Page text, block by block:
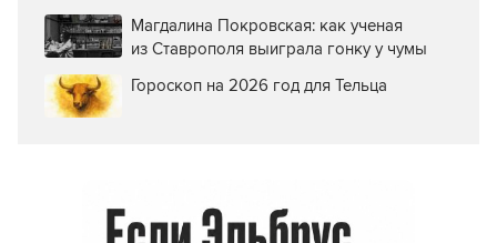
Магдалина Покровская: как ученая
из Ставрополя выиграла гонку у чумы
Гороскоп на 2026 год для Тельца